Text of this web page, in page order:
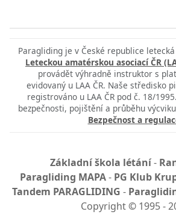
Paragliding je v České republice
Leteckou amatérskou asociací ČR
provádět výhradně instruktor s
evidovaný u LAA ČR. Naše středisko
registrováno u LAA ČR pod č. 18/
bezpečnosti, pojištění a průběhu
Bezpečnost a
Základní škola létání-
Paragliding MAPA- PG Klub
Tandem PARAGLIDING -
Copyright©1995 -